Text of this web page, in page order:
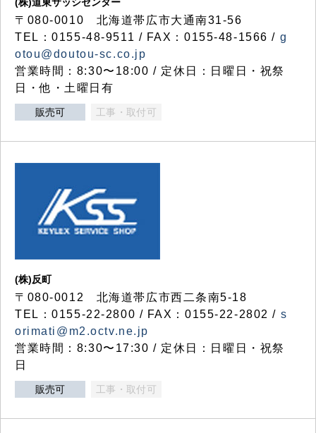
〒080-0010 北海道帯広市大通南31-56
TEL：0155-48-9511 / FAX：0155-48-1566 / g
otou@doutou-sc.co.jp
営業時間：8:30〜18:00 / 定休日：日曜日・祝祭
日・他・土曜日有
販売可 工事・取付可
(株)反町
〒080-0012 北海道帯広市西二条南5-18
TEL：0155-22-2800 / FAX：0155-22-2802 / s
orimati@m2.octv.ne.jp
営業時間：8:30〜17:30 / 定休日：日曜日・祝祭
日
販売可 工事・取付可